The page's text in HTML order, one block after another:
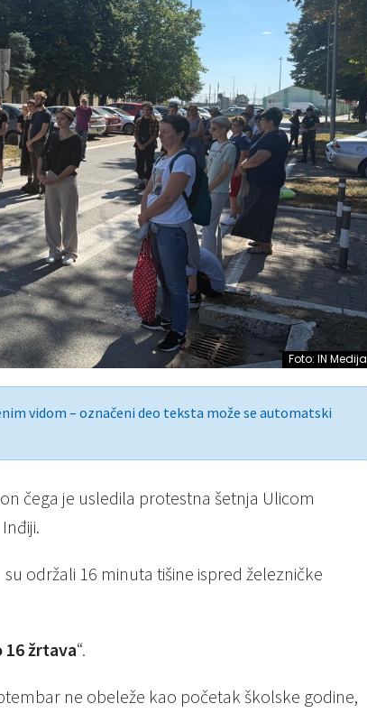
Foto: IN Medija
vidom – označeni deo teksta može se automatski
čega je usledila protestna šetnja Ulicom
održali 16 minuta tišine ispred železničke
16 žrtava“.
ne obeleže kao početak školske godine,